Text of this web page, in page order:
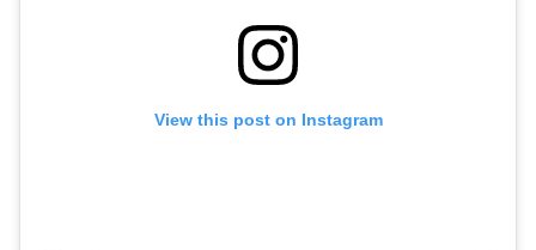
View this post on Instagram